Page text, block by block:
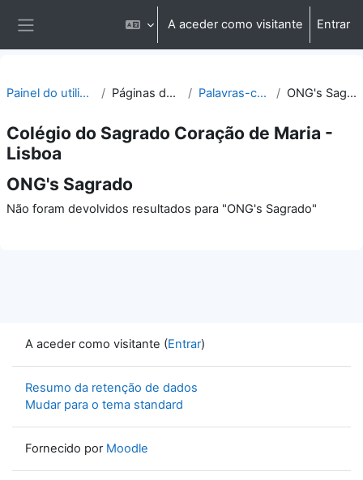
A aceder como visitante Entrar
Painel do utilizador Páginas do site Palavras-chave ONG's Sagrado
Colégio do Sagrado Coração de Maria -
Lisboa
ONG's Sagrado
Não foram devolvidos resultados para "ONG's Sagrado"
A aceder como visitante (Entrar)
Resumo da retenção de dados
Mudar para o tema standard
Fornecido por Moodle